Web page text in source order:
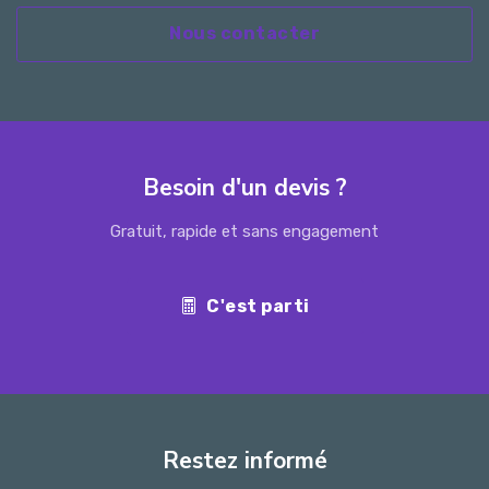
Nous contacter
Besoin d'un devis ?
Gratuit, rapide et sans engagement
C'est parti
Restez informé